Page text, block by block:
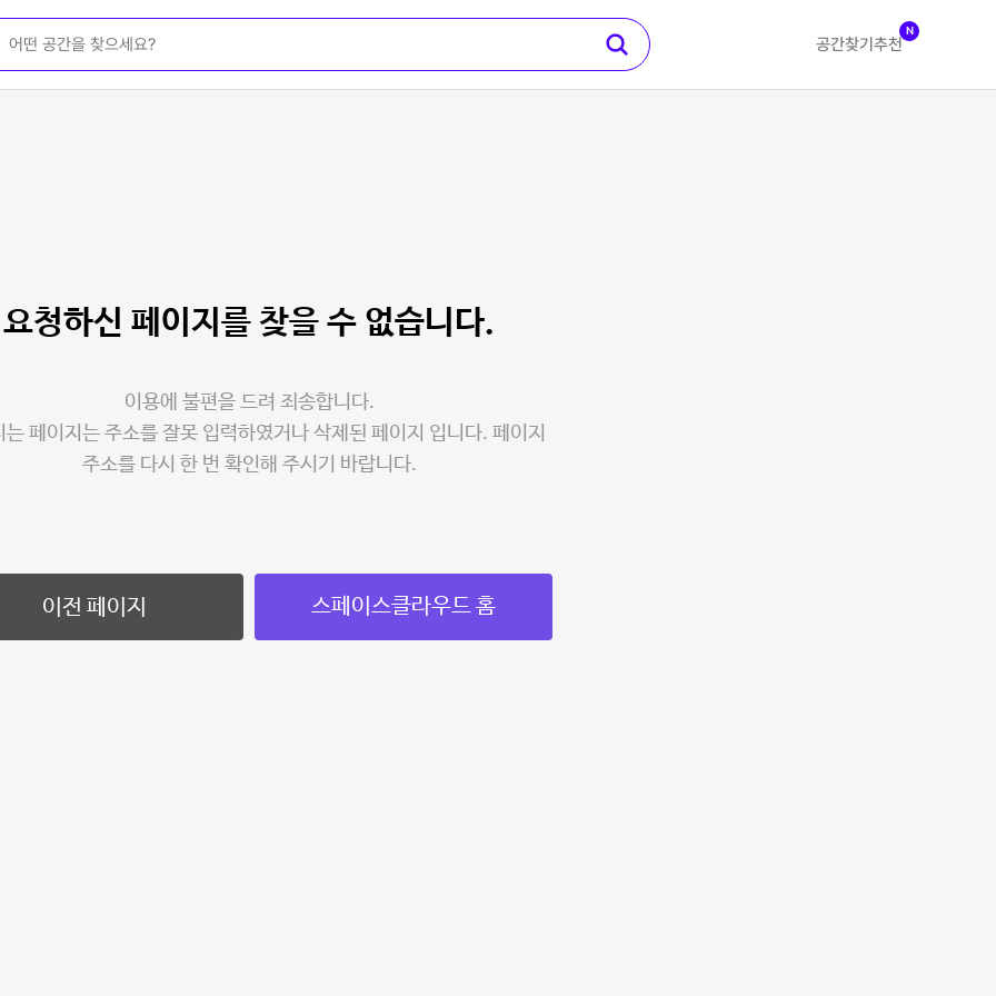
공간찾기 추천
N
요청하신 페이지를 찾을 수 없습니다.
이용에 불편을 드려 죄송합니다.
는 페이지는 주소를 잘못 입력하였거나 삭제된 페이지 입니다. 페이지
주소를 다시 한 번 확인해 주시기 바랍니다.
이전 페이지 스페이스클라우드 홈